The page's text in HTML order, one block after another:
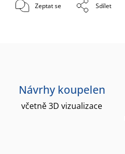
Zeptat se Sdílet
Návrhy koupelen
včetně 3D vizualizace